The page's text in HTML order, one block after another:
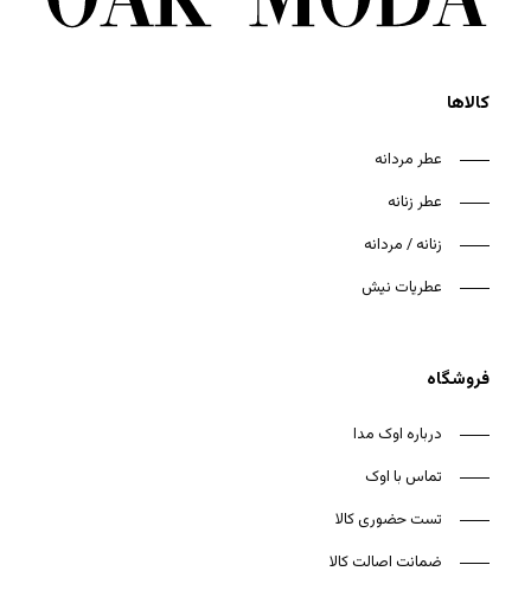
هیچ محصولی در سبد خرید نیست.
کالاها
عطر مردانه
عطر زنانه
زنانه / مردانه
عطریات نیش
فروشگاه
درباره اوک مدا
تماس با اوک
تست حضوری کالا
ضمانت اصالت کالا